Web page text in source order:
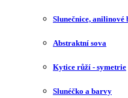
Slunečnice, anilinové
Abstraktní sova
Kytice růží - symetrie
Slunéčko a barvy